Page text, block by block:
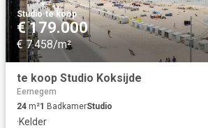
Studio·te koop
€ 179.000
€ 7.458/m²
te koop Studio Koksijde
Eernegem
24 m²1 BadkamerStudio
·Kelder